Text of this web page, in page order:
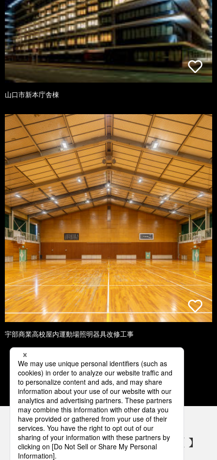
山口市新本庁舎棟
宇部商業高校屋内運動場照明器具改修工事
1 2 3 4 5
パナソニックの電気設備 SNSアカウント